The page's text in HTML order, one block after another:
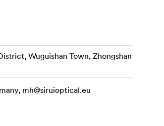
Wuguishan Town, Zhongshan
mh@siruioptical.eu